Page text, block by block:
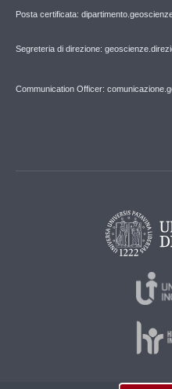
Posta certificata:
Segreteria di direzione:
Communication Officer: